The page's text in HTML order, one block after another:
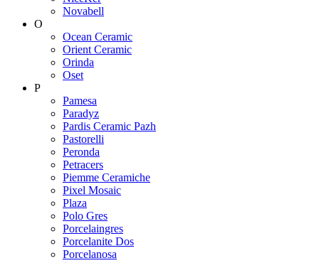
Novabell
O
Ocean Ceramic
Orient Ceramic
Orinda
Oset
P
Pamesa
Paradyz
Pardis Ceramic Pazh
Pastorelli
Peronda
Petracers
Piemme Ceramiche
Pixel Mosaic
Plaza
Polo Gres
Porcelaingres
Porcelanite Dos
Porcelanosa